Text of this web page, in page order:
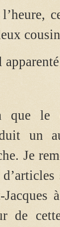
que le
un
Je
Jacques
de